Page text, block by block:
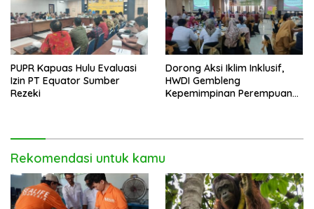
PUPR Kapuas Hulu Evaluasi
Izin PT Equator Sumber
Rezeki
Dorong Aksi Iklim Inklusif,
HWDI Gembleng
Kepemimpinan Perempuan
Rekomendasi untuk kamu